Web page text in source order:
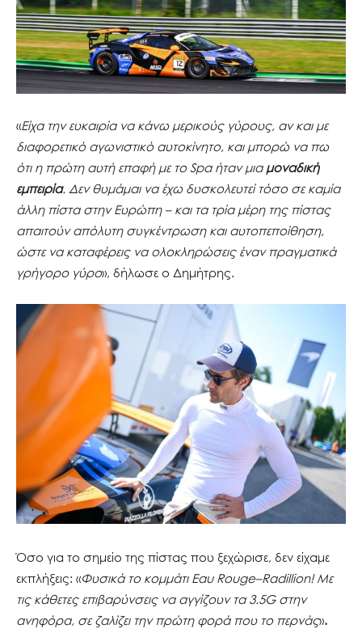
«Είχα την ευκαιρία να κάνω μερικούς γύρους, αν και με
διαφορετικό αγωνιστικό αυτοκίνητο, και μπορώ να πω
ότι η πρώτη αυτή επαφή με το Spaήταν μια μοναδική
εμπειρία. Δεν θυμάμαι να έχω δυσκολευτεί τόσο σε καμία
άλλη πίστα στην Ευρώπη – και τα τρία μέρη της πίστας
απαιτούν απόλυτη συγκέντρωση και αυτοπεποίθηση,
ώστε να καταφέρεις να ολοκληρώσεις έναν πραγματικά
γρήγορο γύρο», δήλωσε ο Δημήτρης.
Όσο για το σημείο της πίστας που ξεχώρισε, δεν είχαμε
εκπλήξεις: «Φυσικά το κομμάτι Eau Rouge–Radillion! Με
τις κάθετες επιβαρύνσεις να αγγίζουν τα 3.5G στην
ανηφόρα, σε ζαλίζει την πρώτη φορά που το περνάς».